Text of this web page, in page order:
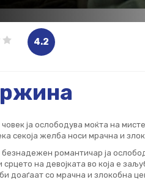
4.2
ја ослободува моќта на
секоја желба носи мрачна и
романтичар ја
срцето на девојката во која е
доаѓаат со мрачна и злокобна